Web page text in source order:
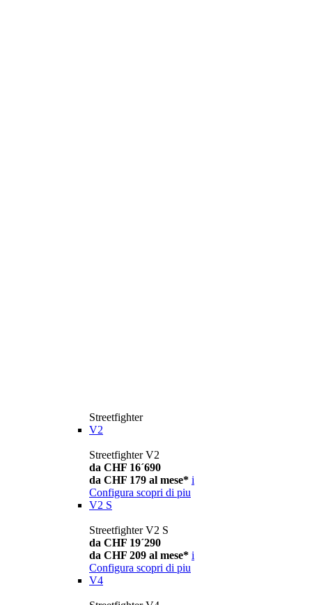
Streetfighter
V2
Streetfighter V2
da CHF 16´690
da CHF 179 al mese* i
Configura scopri di piu
V2 S
Streetfighter V2 S
da CHF 19´290
da CHF 209 al mese* i
Configura scopri di piu
V4